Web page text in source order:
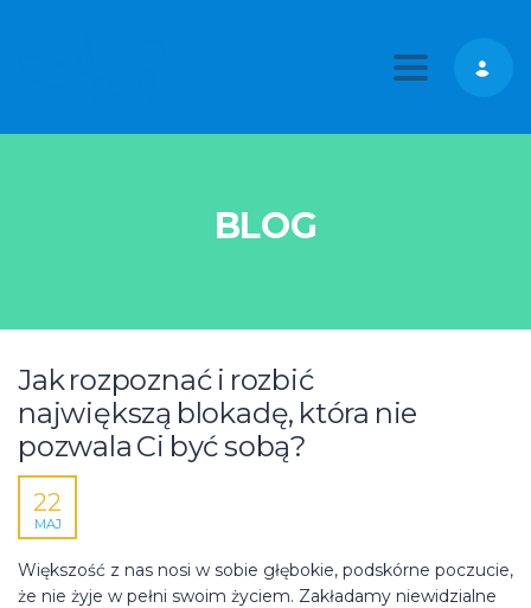
Toggle
BLOG
Jak rozpoznać i rozbić
największą blokadę, która nie
pozwala Ci być sobą?
22
MAJ
Większość z nas nosi w sobie głębokie, podskórne poczucie,
że nie żyje w pełni swoim życiem. Zakładamy niewidzialne